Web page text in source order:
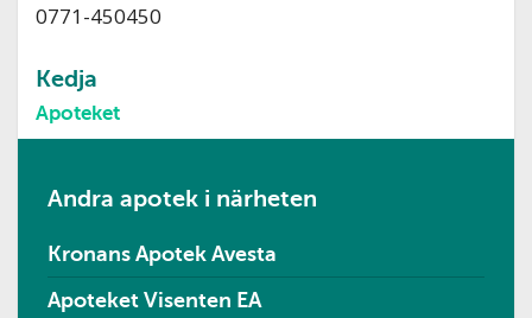
0771-450450
Kedja
Apoteket
Andra apotek i närheten
Kronans Apotek Avesta
Apoteket Visenten EA